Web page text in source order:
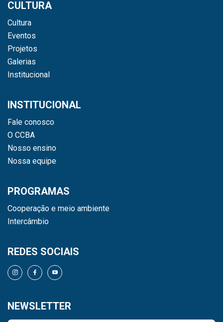
CULTURA
Cultura
Eventos
Projetos
Galerias
Institucional
INSTITUCIONAL
Fale conosco
O CCBA
Nosso ensino
Nossa equipe
PROGRAMAS
Cooperação e meio ambiente
Intercâmbio
REDES SOCIAIS
NEWSLETTER